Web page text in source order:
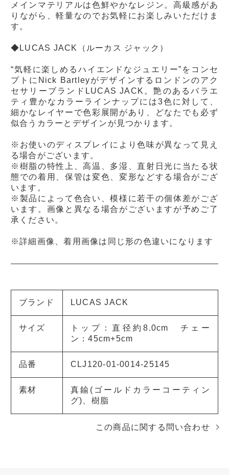
メインマテリアルは色鮮やかなレジン。高級感があ
りながら、軽量なのでお気軽にお楽しみいただけま
す。
◆LUCAS JACK（ルーカス ジャック）
“気軽に楽しめるハイエンドなジュエリー”をコンセ
プトにNick Bartleyがデザインするロンドンのアク
セサリーブランドLUCAS JACK。艶のあるバラエ
ティ豊かなカラーラインナップには3色に対して、
細かなレイヤーで色彩展開があり、どなたでも必ず
似合うカラーとデザインが見つかります。
※お使いのディスプレイにより色味が異なって見え
る場合がございます。
※樹脂の特性上、高温、多湿、直射日光に当たる状
態での着用、保管は変色、変形などする場合がござ
います。
※製品によって色合い、模様に若干の個体差がござ
います。画像と異なる場合がございますが予めご了
承ください。
※詳細画像、着用画像は同じ形の色違いになります
ブランド LUCAS JACK
サイズ
トップ：直径約8.0cm チェー
ン：45cm+5cm
品番 CLJ120-01-0014-25145
素材
真鍮(ゴールドカラーコーティン
グ)、樹脂
この商品に関する問い合わせ